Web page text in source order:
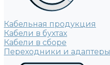
Кабельная продукция
Кабели в бухтах
Кабели в сборе
Переходники и адаптеры